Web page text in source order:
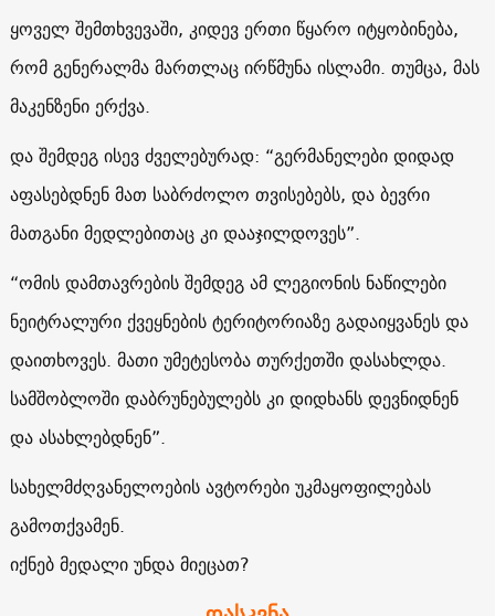
ყოველ შემთხვევაში, კიდევ ერთი წყარო იტყობინება,
რომ გენერალმა მართლაც ირწმუნა ისლამი. თუმცა, მას
მაკენზენი ერქვა.
და შემდეგ ისევ ძველებურად: “გერმანელები დიდად
აფასებდნენ მათ საბრძოლო თვისებებს, და ბევრი
მათგანი მედლებითაც კი დააჯილდოვეს”.
“ომის დამთავრების შემდეგ ამ ლეგიონის ნაწილები
ნეიტრალური ქვეყნების ტერიტორიაზე გადაიყვანეს და
დაითხოვეს. მათი უმეტესობა თურქეთში დასახლდა.
სამშობლოში დაბრუნებულებს კი დიდხანს დევნიდნენ
და ასახლებდნენ”.
სახელმძღვანელოების ავტორები უკმაყოფილებას
გამოთქვამენ.
იქნებ მედალი უნდა მიეცათ?